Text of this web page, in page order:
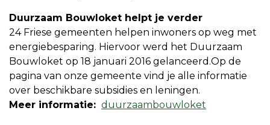
Duurzaam Bouwloket helpt je verder
24 Friese gemeenten helpen inwoners op weg met
energiebesparing. Hiervoor werd het Duurzaam
Bouwloket op 18 januari 2016 gelanceerd.Op de
pagina van onze gemeente vind je alle informatie
over beschikbare subsidies en leningen.
Meer informatie: duurzaambouwloket